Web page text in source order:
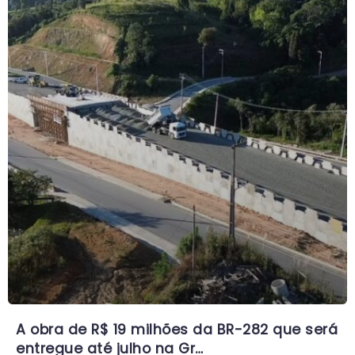
A obra de R$ 19 milhões da BR-282 que será
entregue até julho na Gr…